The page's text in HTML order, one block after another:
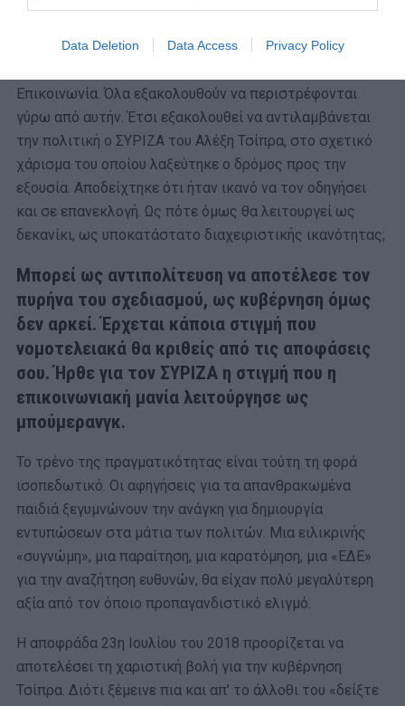
Data Deletion Data Access Privacy Policy
να εξαναγκαστεί σε διάλογο με τυχόν πληγέντες.
Επικοινωνία. Όλα εξακολουθούν να περιστρέφονται
γύρω από αυτήν. Έτσι εξακολουθεί να αντιλαμβάνεται
την πολιτική ο ΣΥΡΙΖΑ του Αλέξη Τσίπρα, στο σχετικό
χάρισμα του οποίου λαξεύτηκε ο δρόμος προς την
εξουσία. Αποδείχτηκε ότι ήταν ικανό να τον οδηγήσει
και σε επανεκλογή. Ως πότε όμως θα λειτουργεί ως
δεκανίκι, ως υποκατάστατο διαχειριστικής ικανότητας;
Μπορεί ως αντιπολίτευση να αποτέλεσε τον
πυρήνα του σχεδιασμού, ως κυβέρνηση όμως
δεν αρκεί. Έρχεται κάποια στιγμή που
νομοτελειακά θα κριθείς από τις αποφάσεις
σου. Ήρθε για τον ΣΥΡΙΖΑ η στιγμή που η
επικοινωνιακή μανία λειτούργησε ως
μπούμερανγκ.
Το τρένο της πραγματικότητας είναι τούτη τη φορά
ισοπεδωτικό. Οι αφηγήσεις για τα απανθρακωμένα
παιδιά ξεγυμνώνουν την ανάγκη για δημιουργία
εντυπώσεων στα μάτια των πολιτών. Μια ειλικρινής
«συγνώμη», μια παραίτηση, μια καρατόμηση, μια «ΕΔΕ»
για την αναζήτηση ευθυνών, θα είχαν πολύ μεγαλύτερη
αξία από τον όποιο προπαγανδιστικό ελιγμό.
Η αποφράδα 23η Ιουλίου του 2018 προορίζεται να
αποτελέσει τη χαριστική βολή για την κυβέρνηση
Τσίπρα. Διότι ξέμεινε πια και απ’ το άλλοθι του «δείξτε